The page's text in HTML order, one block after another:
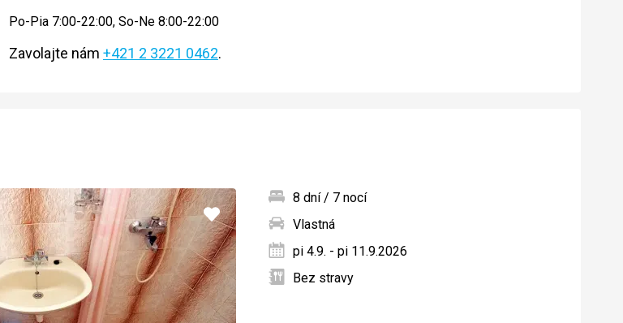
Po-Pia 7:00-22:00, So-Ne 8:00-22:00
Zavolajte nám +421 2 3221 0462.
Pridať
do
obľúbených
8 dní / 7 nocí
Vlastná
pi 4.9. - pi 11.9.2026
Bez stravy